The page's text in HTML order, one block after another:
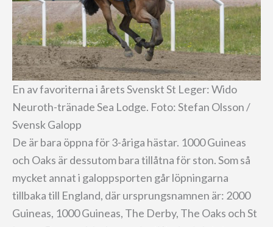
En av favoriterna i årets Svenskt St Leger: Wido
Neuroth-tränade Sea Lodge. Foto: Stefan Olsson /
Svensk Galopp
De är bara öppna för 3-åriga hästar. 1000 Guineas
och Oaks är dessutom bara tillåtna för ston. Som så
mycket annat i galoppsporten går löpningarna
tillbaka till England, där ursprungsnamnen är: 2000
Guineas, 1000 Guineas, The Derby, The Oaks och St